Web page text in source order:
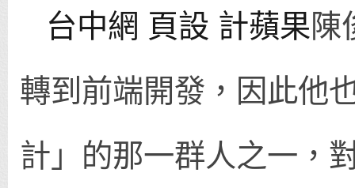
台中網 頁設 計蘋果陳
轉到前端開發，因此他
計」的那一群人之一，